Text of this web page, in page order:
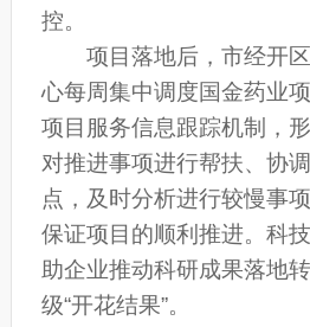
控。
项目落地后，市经开
心每周集中调度国金药业
项目服务信息跟踪机制，
对推进事项进行帮扶、协
点，及时分析进行较慢事
保证项目的顺利推进。科
助企业推动科研成果落地
级“开花结果”。